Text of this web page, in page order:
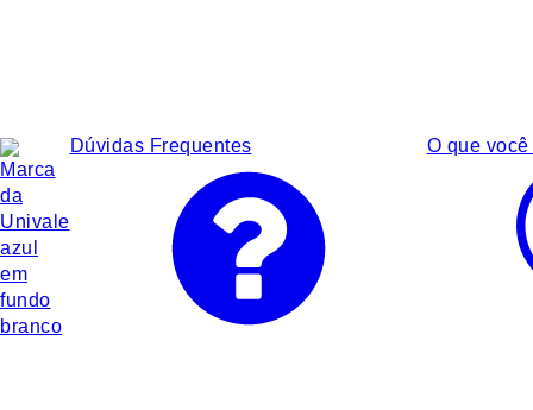
Dúvidas Frequentes O que